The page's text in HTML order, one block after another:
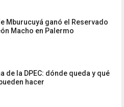
Mburucuyá ganó el Reservado
Macho en Palermo
de la DPEC: dónde queda y qué
hacer